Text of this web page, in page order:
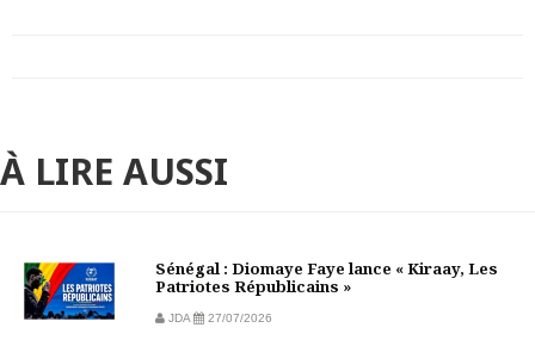
À LIRE AUSSI
Sénégal : Diomaye Faye lance « Kiraay, Les
Patriotes Républicains »
JDA 27/07/2026